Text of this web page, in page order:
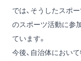
では、そうしたスポ
のスポーツ活動に参
ています。
今後、自治体におい